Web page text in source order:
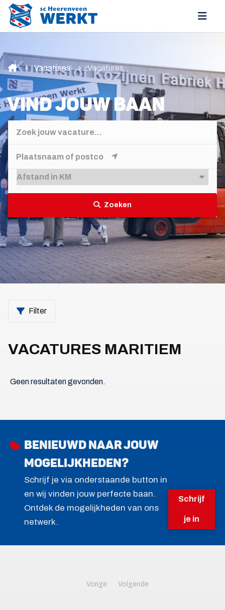
Vacatures Vacatures
VIND JOUW BAAN
Zoeken
Filter
VACATURES MARITIEM
Geen resultaten gevonden.
Benieuwd naar jouw
mogelijkheden?
Schrijf je via onderstaande button in
en wij vinden jouw perfecte baan.
Ontdek de mogelijkheden van ons
netwerk.
Schrijf
je in
Vorige Volgende